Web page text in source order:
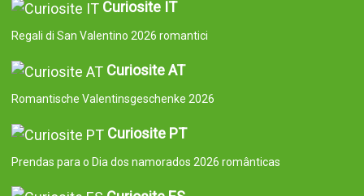
Curiosite IT
Regali di San Valentino 2026 romantici
Curiosite AT
Romantische Valentinsgeschenke 2026
Curiosite PT
Prendas para o Dia dos namorados 2026 românticas